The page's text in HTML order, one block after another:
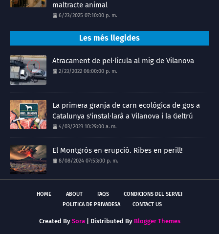
maltracte animal
6/23/2025 07:10:00 p. m.
Les més llegides
Atracament de pel·lícula al mig de Vilanova
2/23/2022 06:00:00 p. m.
La primera granja de carn ecològica de gos a
Catalunya s'instal·larà a Vilanova i la Geltrú
4/03/2023 10:29:00 a. m.
El Montgròs en erupció. Ribes en perill!
8/08/2024 07:53:00 p. m.
HOME ABOUT FAQS
CONDICIONS DEL SERVEI
POLITICA DE PRIVADESA
CONTACT US
Created By Sora| Distributed By Blogger Themes